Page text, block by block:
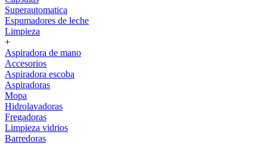
Superautomatica
Espumadores de leche
Limpieza
+
Aspiradora de mano
Accesorios
Aspiradora escoba
Aspiradoras
Mopa
Hidrolavadoras
Fregadoras
Limpieza vidrios
Barredoras